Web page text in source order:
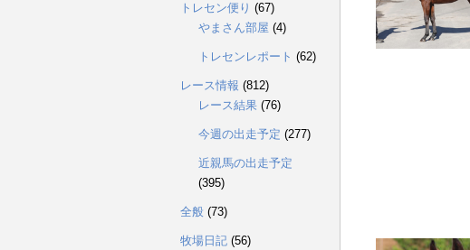
トレセン便り (67)
やまさん部屋 (4)
トレセンレポート (62)
レース情報 (812)
レース結果 (76)
今週の出走予定 (277)
近親馬の出走予定
(395)
全般 (73)
牧場日記 (56)